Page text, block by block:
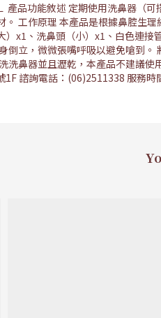
產品功能敘述 定期使用洗鼻器（
工作原理 本產品是根據鼻腔生
x1、洗鼻頭（小）x1、白色連
倒立，微微張嘴呼吸以避免嗆到
洗鼻器並且瀝乾，本產品不建議
諮詢電話：(06)2511338 服務